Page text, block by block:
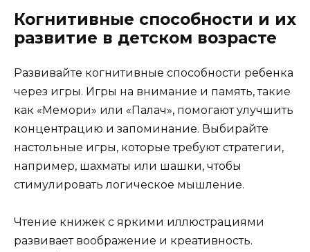
Когнитивные способности и их
развитие в детском возрасте
Развивайте когнитивные способности ребенка
через игры. Игры на внимание и память, такие
как «Мемори» или «Палач», помогают улучшить
концентрацию и запоминание. Выбирайте
настольные игры, которые требуют стратегии,
например, шахматы или шашки, чтобы
стимулировать логическое мышление.
Чтение книжек с яркими иллюстрациями
развивает воображение и креативность.